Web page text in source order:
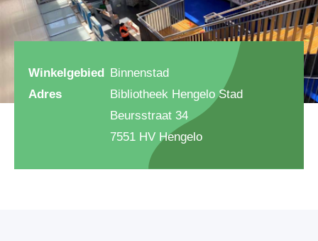
Winkelgebied Binnenstad
Adres
Bibliotheek Hengelo Stad
Beursstraat 34
7551 HV Hengelo